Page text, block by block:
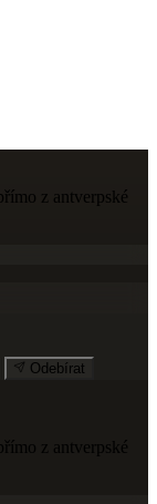
z antverpské
Odebírat
z antverpské